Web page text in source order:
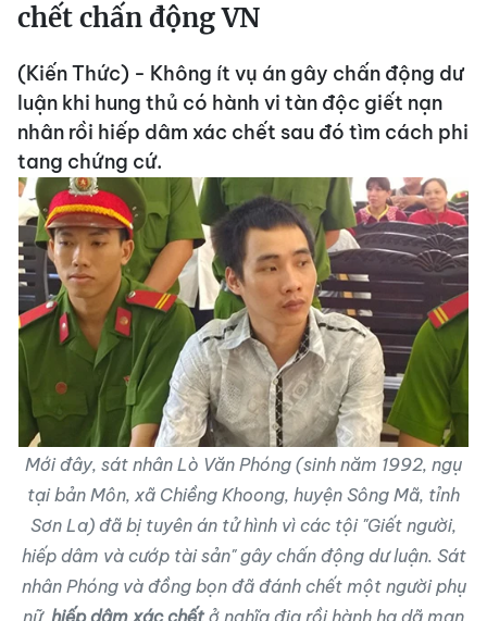
chết chấn động VN
(Kiến Thức) - Không ít vụ án gây chấn động dư
luận khi hung thủ có hành vi tàn độc giết nạn
nhân rồi hiếp dâm xác chết sau đó tìm cách phi
tang chứng cứ.
Mới đây, sát nhân Lò Văn Phóng (sinh năm 1992, ngụ
tại bản Môn, xã Chiềng Khoong, huyện Sông Mã, tỉnh
Sơn La) đã bị tuyên án tử hình vì các tội "Giết người,
hiếp dâm và cướp tài sản" gây chấn động dư luận. Sát
nhân Phóng và đồng bọn đã đánh chết một người phụ
nữ, hiếp dâm xác chếtở nghĩa địa rồi hành hạ dã man